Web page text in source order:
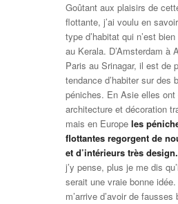
Goûtant aux plaisirs de
flottante, j’ai voulu en
type d’habitat qui n’est
au Kerala. D’Amsterdam à
Paris au Srinagar, il est de
tendance d’habiter sur des
péniches. En Asie elles ont
architecture et décoration
mais en Europe les
flottantes regorgent de
et d’intérieurs très design.
j’y pense, plus je me dis
serait une vraie bonne
m’arrive d’avoir de